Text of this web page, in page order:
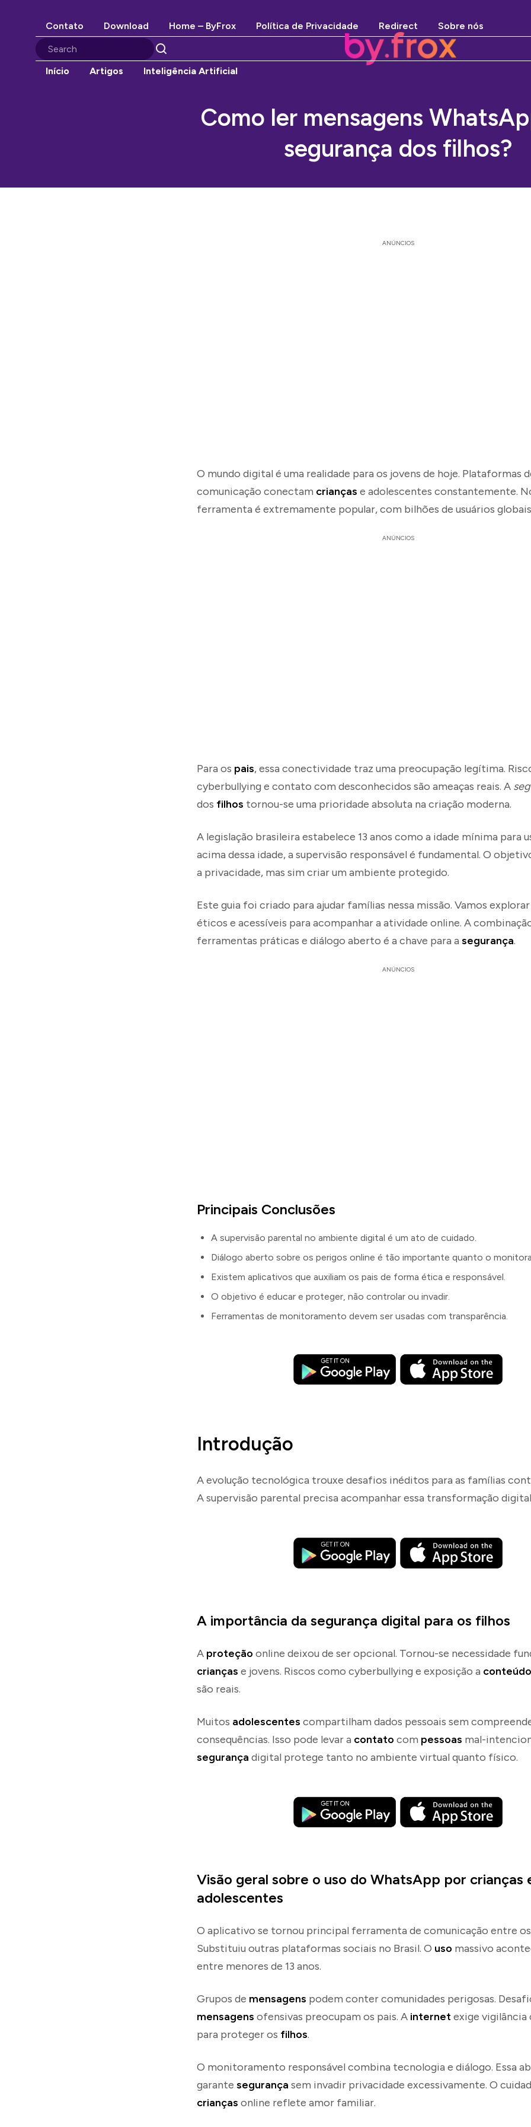
Contato Download Home – ByFrox Política de Privacidade Redirect
Sobre nós
Início
Artigos Inteligência Artificial
Como ler mensagens
segurança dos filhos?
ANÚNCIOS
O mundo digital é uma realidade para os jovens de hoje. Plataformas
comunicação conectam crianças e adolescentes constantemente.
ferramenta é extremamente popular, com bilhões de usuários
ANÚNCIOS
Para os pais, essa conectividade traz uma preocupação legítima.
cyberbullying e contato com desconhecidos são ameaças reais. A
dos filhos tornou-se uma prioridade absoluta na criação moderna.
A legislação brasileira estabelece 13 anos como a idade mínima para
acima dessa idade, a supervisão responsável é fundamental. O
a privacidade, mas sim criar um ambiente protegido.
Este guia foi criado para ajudar famílias nessa missão. Vamos
éticos e acessíveis para acompanhar a atividade online. A
ferramentas práticas e diálogo aberto é a chave para a segurança.
ANÚNCIOS
Principais Conclusões
A supervisão parental no ambiente digital é um ato de cuidado.
Diálogo aberto sobre os perigos online é tão importante quanto o
Existem aplicativos que auxiliam os pais de forma ética e responsável.
O objetivo é educar e proteger, não controlar ou invadir.
Ferramentas de monitoramento devem ser usadas com transparência.
Introdução
A evolução tecnológica trouxe desafios inéditos para as famílias
A supervisão parental precisa acompanhar essa transformação
A importância da segurança digital para os filhos
A proteção online deixou de ser opcional. Tornou-se necessidade
crianças e jovens. Riscos como cyberbullying e exposição a conteúdo
são reais.
Muitos adolescentes compartilham dados pessoais sem
consequências. Isso pode levar a contato com pessoas mal-
segurança digital protege tanto no ambiente virtual quanto físico.
Visão geral sobre o uso do WhatsApp por crianças
adolescentes
O aplicativo se tornou principal ferramenta de comunicação entre os
Substituiu outras plataformas sociais no Brasil. O uso massivo
entre menores de 13 anos.
Grupos de mensagens podem conter comunidades perigosas.
mensagens ofensivas preocupam os pais. A internetexige
para proteger os filhos.
O monitoramento responsável combina tecnologia e diálogo. Essa
garante segurança sem invadir privacidade excessivamente. O
crianças online reflete amor familiar.